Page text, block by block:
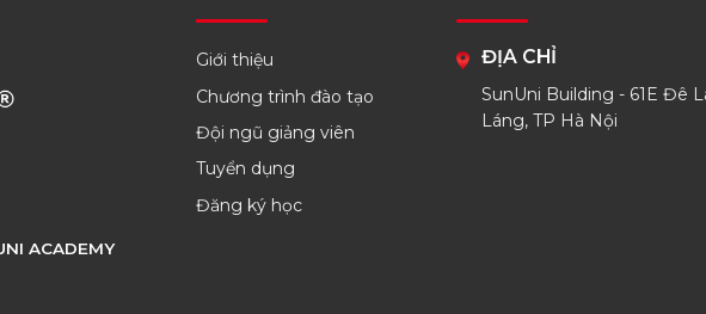
ACADEMY
Giới thiệu
Chương trình đào tạo
Đội ngũ giảng viên
Tuyển dụng
Đăng ký học
ĐỊA CHỈ
SunUni Building - 61E Đê
Láng, TP Hà Nội